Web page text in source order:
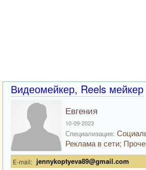
Видеомейкер, Reels мейкер
Евгения
10-09-2023
Специализация:
Реклама в сети;
E-mail: jennykoptyeva89@gmail.com